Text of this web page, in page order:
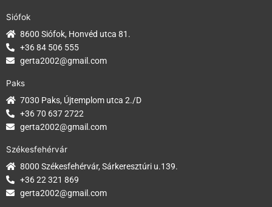
Siófok
8600 Siófok, Honvéd utca 81.
+36 84 506 555
gerta2002@gmail.com
Paks
7030 Paks, Újtemplom utca 2./D
+36 70 637 2722
gerta2002@gmail.com
Székesfehérvár
8000 Székesfehérvár, Sárkeresztúri u.139.
+36 22 321 869
gerta2002@gmail.com